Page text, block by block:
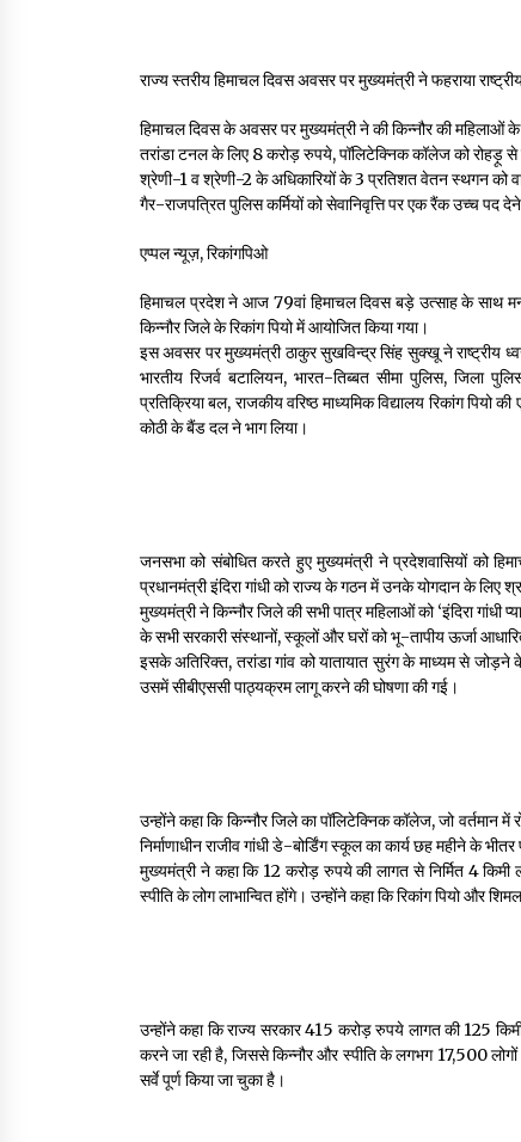
राज्य स्तरीय हिमाचल दिवस अवसर पर मुख्यमंत्री ने फहराया
हिमाचल दिवस के अवसर पर मुख्यमंत्री ने की किन्नौर की महिलाओं
तरांडा टनल के लिए 8 करोड़ रुपये, पॉलिटेक्निक कॉलेज को रोहड़ू से
श्रेणी-1 व श्रेणी-2 के अधिकारियों के 3 प्रतिशत वेतन स्थगन को
गैर-राजपत्रित पुलिस कर्मियों को सेवानिवृत्ति पर एक रैंक उच्च पद
एप्पल न्यूज़, रिकांगपिओ
हिमाचल प्रदेश ने आज 79वां हिमाचल दिवस बड़े उत्साह के साथ
किन्नौर जिले के रिकांग पियो में आयोजित किया गया।
इस अवसर पर मुख्यमंत्री ठाकुर सुखविन्द्र सिंह सुक्खू ने राष्ट्रीय
भारतीय रिजर्व बटालियन, भारत-तिब्बत सीमा पुलिस, जिला
प्रतिक्रिया बल, राजकीय वरिष्ठ माध्यमिक विद्यालय रिकांग पियो
कोठी के बैंड दल ने भाग लिया।
जनसभा को संबोधित करते हुए मुख्यमंत्री ने प्रदेशवासियों को
प्रधानमंत्री इंदिरा गांधी को राज्य के गठन में उनके योगदान के लिए
मुख्यमंत्री ने किन्नौर जिले की सभी पात्र महिलाओं को ‘इंदिरा
के सभी सरकारी संस्थानों, स्कूलों और घरों को भू-तापीय ऊर्जा
इसके अतिरिक्त, तरांडा गांव को यातायात सुरंग के माध्यम से जोड़ने
उसमें सीबीएससी पाठ्यक्रम लागू करने की घोषणा की गई।
उन्होंने कहा कि किन्नौर जिले का पॉलिटेक्निक कॉलेज, जो वर्तमान में
निर्माणाधीन राजीव गांधी डे-बोर्डिंग स्कूल का कार्य छह महीने के
मुख्यमंत्री ने कहा कि 12 करोड़ रुपये की लागत से निर्मित 4
स्पीति के लोग लाभान्वित होंगे। उन्होंने कहा कि रिकांग पियो और
उन्होंने कहा कि राज्य सरकार 415 करोड़ रुपये लागत की 125
करने जा रही है, जिससे किन्नौर और स्पीति के लगभग 17,500
सर्वे पूर्ण किया जा चुका है।